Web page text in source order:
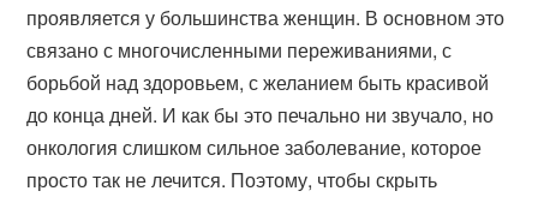
проявляется у большинства женщин. В основном это
связано с многочисленными переживаниями, с
борьбой над здоровьем, с желанием быть красивой
до конца дней. И как бы это печально ни звучало, но
онкология слишком сильное заболевание, которое
просто так не лечится. Поэтому, чтобы скрыть